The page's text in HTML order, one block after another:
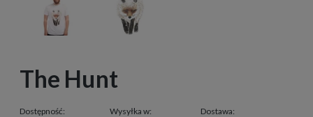
The Hunt
Dostępność:
Wysyłka w:
Dostawa: